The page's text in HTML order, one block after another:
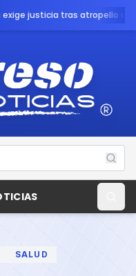
tras atropello de menor por
SALUD